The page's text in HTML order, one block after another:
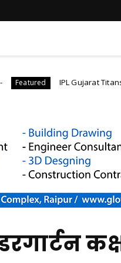
IPL Gujarat Titans vs Royal